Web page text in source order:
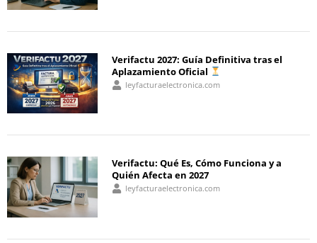
Verifactu 2027: Guía Definitiva tras el
Aplazamiento Oficial
leyfacturaelectronica.com
Verifactu: Qué Es, Cómo Funciona y a
Quién Afecta en 2027
leyfacturaelectronica.com